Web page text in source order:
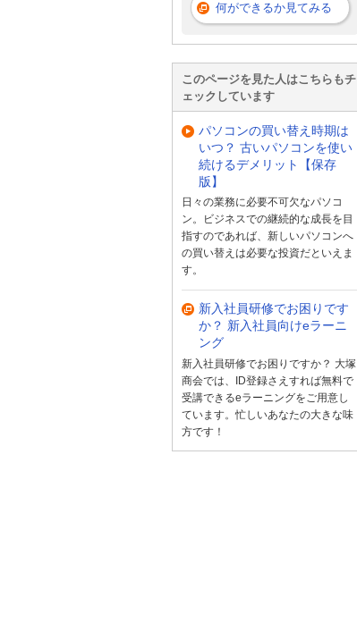
何ができるか見てみる
このページを見た人はこちらもチ
ェックしています
パソコンの買い替え時期は
いつ？ 古いパソコンを使い
続けるデメリット【保存
版】
日々の業務に必要不可欠なパソコ
ン。ビジネスでの継続的な成長を目
指すのであれば、新しいパソコンへ
の買い替えは必要な投資だといえま
す。
新入社員研修でお困りです
か？ 新入社員向けeラーニ
ング
新入社員研修でお困りですか？ 大塚
商会では、ID登録さえすれば無料で
受講できるeラーニングをご用意し
ています。忙しいあなたの大きな味
方です！